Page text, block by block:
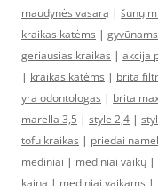
maudynės vasarą | šunų
kraikas katėms |
geriausias kraikas | akcija
| kraikas katėms | brita
yra odontologas | brita
marella 3,5 | style 2,4 |
tofu kraikas | priedai
mediniai | mediniai vaikų |
kaina | mediniai vaikams |